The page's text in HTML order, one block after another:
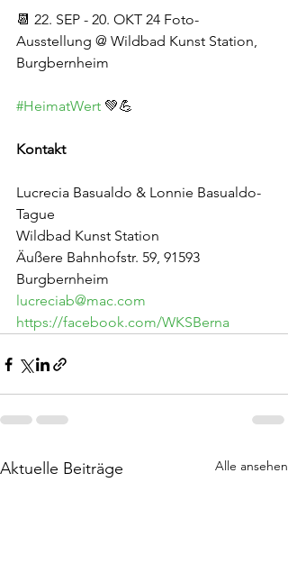
📆 22. SEP - 20. OKT 24 Foto-
Ausstellung @ Wildbad Kunst Station,
Burgbernheim
#HeimatWert 💚💪
Kontakt
Lucrecia Basualdo & Lonnie Basualdo-
Tague
Wildbad Kunst Station
Äußere Bahnhofstr. 59, 91593
Burgbernheim
lucreciab@mac.com
https://facebook.com/WKSBerna
Aktuelle Beiträge Alle ansehen